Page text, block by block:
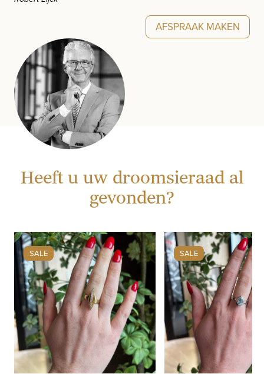
AFSPRAAK MAKEN
Heeft u uw droomsieraad al
gevonden?
SALE SALE